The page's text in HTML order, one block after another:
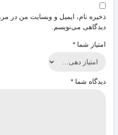
ذخیره نام، ایمیل و وبسایت من در
دیدگاهی می‌نویسم.
امتیاز شما *
دیدگاه شما *